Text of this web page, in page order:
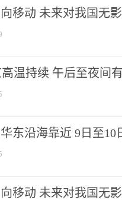
移动 未来对我国无
温持续 午后至夜间
东沿海靠近 9日至10
移动 未来对我国无